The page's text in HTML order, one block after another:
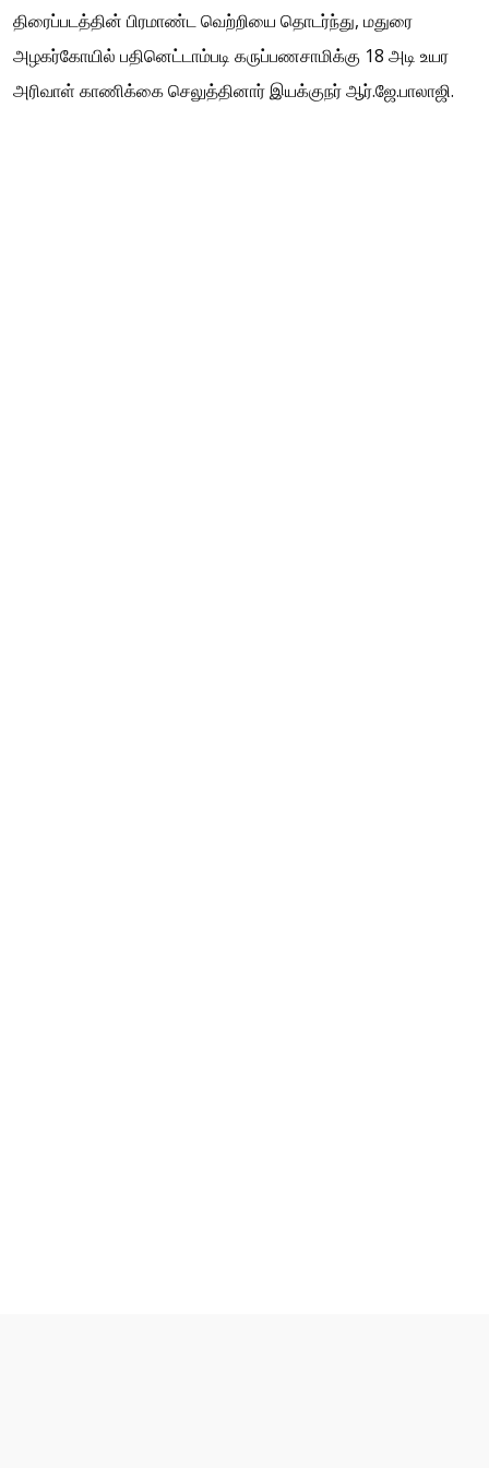
திரைப்படத்தின் பிரமாண்ட வெற்றியை தொடர்ந்து, மதுரை
அழகர்கோயில் பதினெட்டாம்படி கருப்பணசாமிக்கு 18 அடி உயர
அரிவாள் காணிக்கை செலுத்தினார் இயக்குநர் ஆர்.ஜே.பாலாஜி.